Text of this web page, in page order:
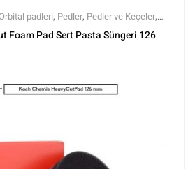
padleri, Pedler, Pedler ve Keçeler,
, Tüm Ürünler
Foam Pad Sert Pasta Süngeri 126